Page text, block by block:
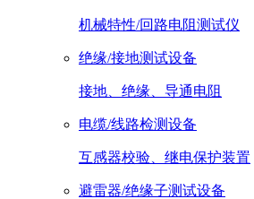
机械特性/回路电阻测试仪
绝缘/接地测试设备
接地、绝缘、导通电阻
电缆/线路检测设备
互感器校验、继电保护装置
避雷器/绝缘子测试设备